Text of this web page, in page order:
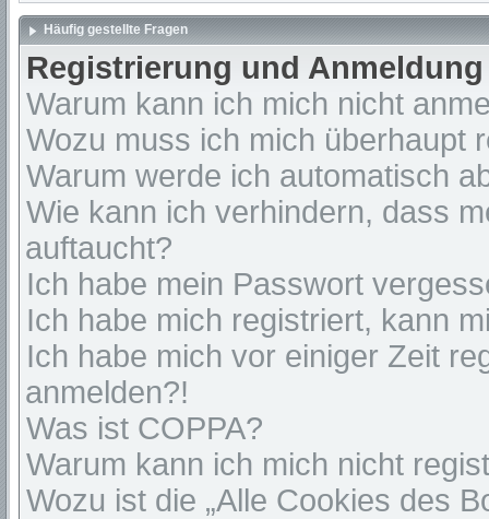
Häufig gestellte Fragen
Registrierung und Anmeldung
Warum kann ich mich nicht
Wozu muss ich mich überhaupt
Warum werde ich automatisch
Wie kann ich verhindern, dass
auftaucht?
Ich habe mein Passwort
Ich habe mich registriert, kann
Ich habe mich vor einiger Zeit
anmelden?!
Was ist COPPA?
Warum kann ich mich nicht
Wozu ist die „Alle Cookies des